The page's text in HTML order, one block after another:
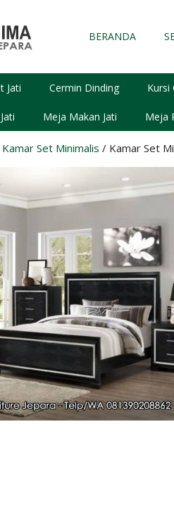
BERANDA
Jati Cermin Dinding Kursi
Meja Makan Jati Meja
Kamar Set Minimalis / Kamar Set